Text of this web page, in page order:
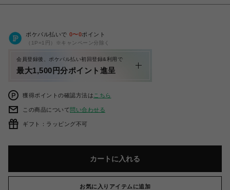
ポケパル払いで 0〜0ポイント
（1P=1円）※キャンペーン分除く
会員登録後、ポケパル払い初回登録&利用で
最大1,500円分ポイント進呈
獲得ポイントの確認方法は こちら
この商品について問い合わせる
ギフト：ラッピング不可
カートに入れる
お気に入りアイテムに追加